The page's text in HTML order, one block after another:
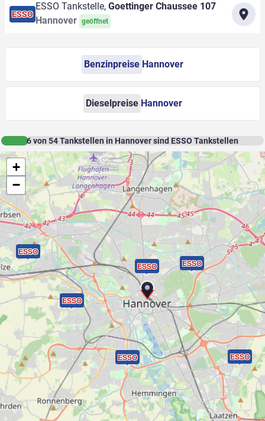
ESSO
ESSO Tankstelle, Goettinger Chaussee 107
Hannover geöffnet
Benzinpreise Hannover
Dieselpreise Hannover
6von 54Tankstellen in Hannover sind ESSO Tankstellen
ESSO
ESSO
ESSO
ESSO
ESSO ESSO
+
−